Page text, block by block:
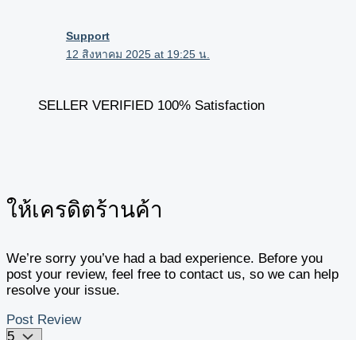
Support
12 สิงหาคม 2025 at 19:25 น.
SELLER VERIFIED 100% Satisfaction
ให้เครดิตร้านค้า
We’re sorry you’ve had a bad experience. Before you
post your review, feel free to contact us, so we can help
resolve your issue.
Post Review